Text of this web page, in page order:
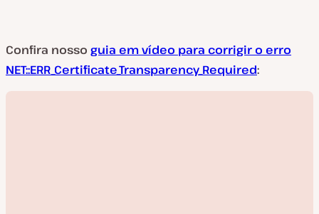
Confira nosso guia em vídeo para corrigir o erro
NET::ERR_Certificate_Transparency_Required: